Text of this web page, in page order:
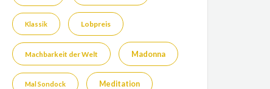
Klassik Lobpreis
Machbarkeit der Welt Madonna
Mal Sondock Meditation